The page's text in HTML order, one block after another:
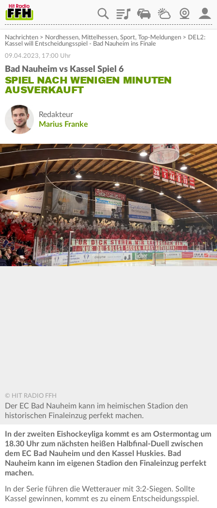
PlaylistStaupilotWetterWebcam
Nachrichten > Nordhessen, Mittelhessen, Sport, Top-Meldungen > DEL2:
Kassel will Entscheidungsspiel - Bad Nauheim ins Finale
09.04.2023, 17:00 Uhr
Bad Nauheim vs Kassel Spiel 6
SPIEL NACH WENIGEN MINUTEN
AUSVERKAUFT
Redakteur
Marius Franke
© HIT RADIO FFH
Der EC Bad Nauheim kann im heimischen Stadion den
historischen Finaleinzug perfekt machen.
In der zweiten Eishockeyliga kommt es am Ostermontag um
18.30 Uhr zum nächsten heißen Halbfinal-Duell zwischen
dem EC Bad Nauheim und den Kassel Huskies. Bad
Nauheim kann im eigenen Stadion den Finaleinzug perfekt
machen.
In der Serie führen die Wetterauer mit 3:2-Siegen. Sollte
Kassel gewinnen, kommt es zu einem Entscheidungsspiel.